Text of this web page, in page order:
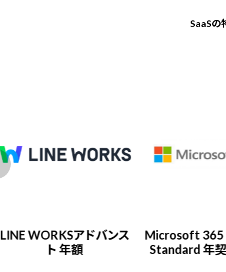
SaaSの
LINE WORKSアドバンス
ト 年額
Microsoft 365
Standard 年